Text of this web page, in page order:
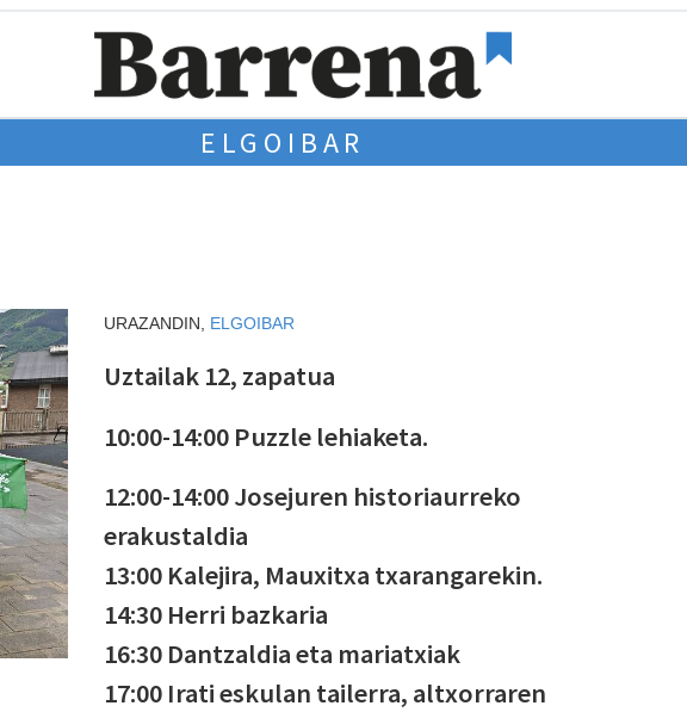
ELGOIBAR
URAZANDIN, ELGOIBAR
Uztailak 12, zapatua
10:00-14:00 Puzzle lehiaketa.
12:00-14:00 Josejuren historiaurreko
erakustaldia
13:00 Kalejira, Mauxitxa txarangarekin.
14:30 Herri bazkaria
16:30 Dantzaldia eta mariatxiak
17:00 Irati eskulan tailerra, altxorraren